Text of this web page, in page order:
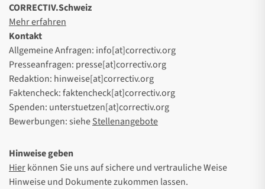
CORRECTIV.Schweiz
Mehr erfahren
Kontakt
Allgemeine Anfragen: info[at]correctiv.org
Presseanfragen: presse[at]correctiv.org
Redaktion: hinweise[at]correctiv.org
Faktencheck: faktencheck[at]correctiv.org
Spenden: unterstuetzen[at]correctiv.org
Bewerbungen: sieheStellenangebote
Hinweise geben
Hierkönnen Sie uns auf sichere und vertrauliche Weise
Hinweise und Dokumente zukommen lassen.